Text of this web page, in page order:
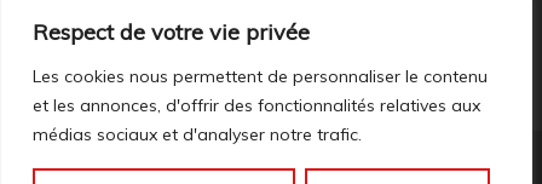
Respect de votre vie privée
Les cookies nous permettent de personnaliser le contenu
et les annonces, d'offrir des fonctionnalités relatives aux
médias sociaux et d'analyser notre trafic.
18h00
Réception en magasin sur rendez-vous uniquement
Nous contacter